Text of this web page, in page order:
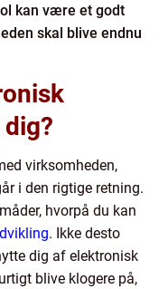
kan være et godt
skal blive endnu
virksomheden,
i den rigtige retning.
hvorpå du kan
. Ikke desto
dig af elektronisk
blive klogere på,